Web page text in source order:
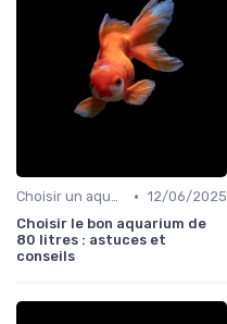
Choisir un aquarium • 12/06/2025
Choisir le bon aquarium de
80 litres : astuces et
conseils